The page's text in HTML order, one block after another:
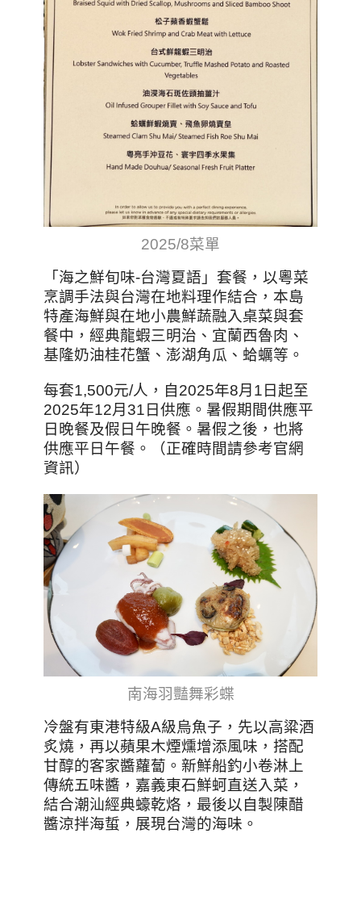
2025/8菜單
「海之鮮旬味-台灣夏語」套餐，以粵菜
烹調手法與台灣在地料理作結合，本島
特產海鮮與在地小農鮮蔬融入桌菜與套
餐中，經典龍蝦三明治、宜蘭西魯肉、
基隆奶油桂花蟹、澎湖角瓜、蛤蠣等。
每套1,500元/人，自2025年8月1日起至
2025年12月31日供應。暑假期間供應平
日晚餐及假日午晚餐。暑假之後，也將
供應平日午餐。（正確時間請參考官網
資訊）
南海羽豔舞彩蝶
冷盤有東港特級A級烏魚子，先以高粱酒
炙燒，再以蘋果木煙燻增添風味，搭配
甘醇的客家醬蘿蔔。新鮮船釣小卷淋上
傳統五味醬，嘉義東石鮮蚵直送入菜，
結合潮汕經典蠔乾烙，最後以自製陳醋
醬涼拌海蜇，展現台灣的海味。